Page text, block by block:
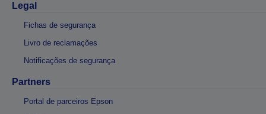
Legal
Fichas de segurança
Livro de reclamações
Notificações de segurança
Partners
Portal de parceiros Epson